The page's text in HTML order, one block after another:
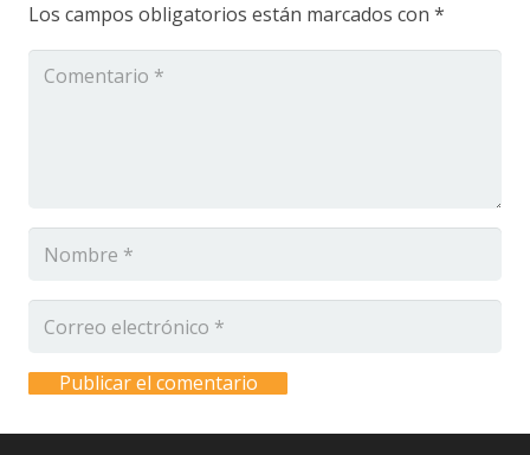
Los campos obligatorios están marcados con *
Publicar el comentario